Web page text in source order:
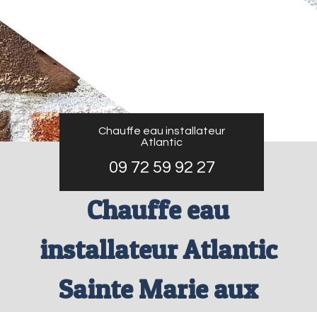
Chauffe eau installateur
Atlantic
09 72 59 92 27
Chauffe eau
installateur Atlantic
Sainte Marie aux